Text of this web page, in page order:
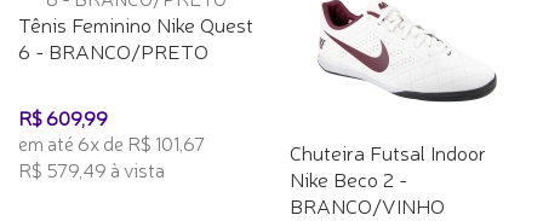
Tênis Feminino Nike Quest
6 - BRANCO/PRETO
R$ 609,99
em até 6x de R$ 101,67
R$ 579,49 à vista
Chuteira Futsal Indoor
Nike Beco 2 -
BRANCO/VINHO